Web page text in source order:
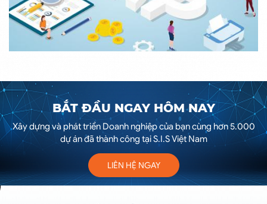
BẮT ĐẦU NGAY HÔM NAY
Xây dựng và phát triển Doanh nghiệp của bạn cùng hơn 5.000
dự án đã thành công tại S.I.S Việt Nam
LIÊN HỆ NGAY